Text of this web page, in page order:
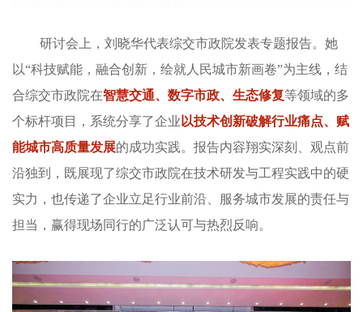
研讨会上，刘晓华代表综交市政院发表专题报告。她
以“科技赋能，融合创新，绘就人民城市新画卷”为主线，结
合综交市政院在智慧交通、数字市政、生态修复等领域的多
个标杆项目，系统分享了企业 以技术创新破解行业痛点、赋
能城市高质量发展的成功实践。报告内容翔实深刻、观点前
沿独到，既展现了综交市政院在技术研发与工程实践中的硬
实力，也传递了企业立足行业前沿、服务城市发展的责任与
担当，赢得现场同行的广泛认可与热烈反响。